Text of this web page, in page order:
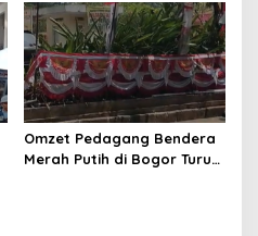
Kemenhub
Omzet Pedagang Bendera
Merah Putih di Bogor Turun,